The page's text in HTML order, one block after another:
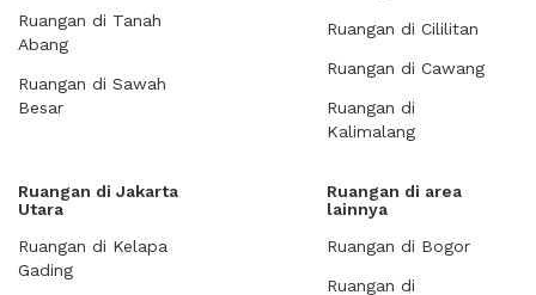
Ruangan di Tanah
Abang
Ruangan di Sawah
Besar
Ruangan di Cililitan
Ruangan di Cawang
Ruangan di
Kalimalang
Ruangan di Jakarta
Utara
Ruangan di Kelapa
Gading
Ruangan di area
lainnya
Ruangan di Bogor
Ruangan di